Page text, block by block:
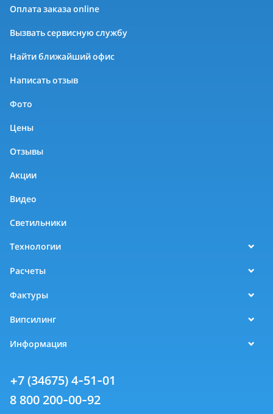
Оплата заказа online
Вызвать сервисную службу
Найти ближайший офис
Написать отзыв
Фото
Цены
Отзывы
Акции
Видео
Светильники
Технологии
Расчеты
Фактуры
Випсилинг
Информация
+7 (34675) 4-51-01
8 800 200-00-92